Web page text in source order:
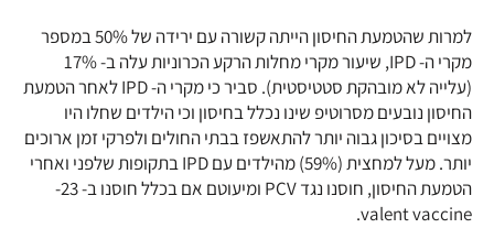
למרות שהטמעת החיסון הייתה קשורה עם ירידה של 50% במספר
מקרי ה- IPD, שיעור מקרי מחלות הרקע הכרוניות עלה ב- 17%
(עלייה לא מובהקת סטטיסטית). סביר כי מקרי ה- IPD לאחר הטמעת
החיסון נובעים מסרוטיפ שינו נכלל בחיסון וכי הילדים שחלו היו
מצויים בסיכון גבוה יותר להתאשפז בבתי החולים ולפרקי זמן ארוכים
יותר. מעל למחצית (59%) מהילדים עם IPD בתקופות שלפני ואחרי
הטמעת החיסון, חוסנו נגד PCV ומיעוטם אם בכלל חוסנו ב- 23-
valent vaccine.